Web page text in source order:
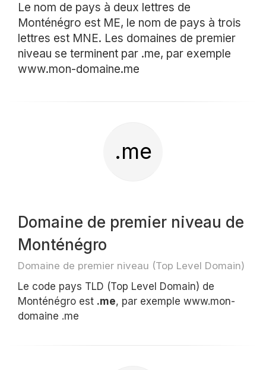
Le nom de pays à deux lettres de
Monténégro est ME, le nom de pays à trois
lettres est MNE. Les domaines de premier
niveau se terminent par .me, par exemple
www.mon-domaine.me
.me
Domaine de premier niveau de
Monténégro
Domaine de premier niveau (Top Level Domain)
Le code pays TLD (Top Level Domain) de
Monténégro est .me, par exemple www.mon-
domaine .me